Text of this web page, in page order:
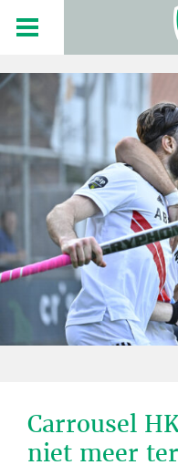
Carrousel
niet meer